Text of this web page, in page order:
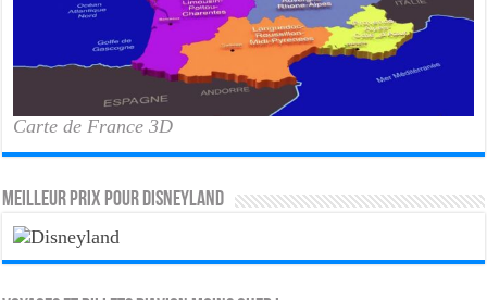
Carte de France 3D
MEILLEUR PRIX POUR DISNEYLAND